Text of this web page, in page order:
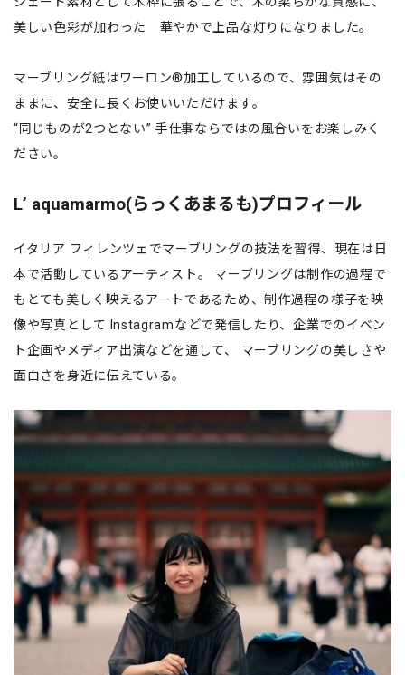
美しい色彩が加わった 華やかで上品な灯りになりました。
マーブリング紙はワーロン®加工しているので、雰囲気はその
ままに、安全に長くお使いいただけます。
“同じものが2つとない” 手仕事ならではの風合いをお楽しみく
ださい。
Lʼ aquamarmo(らっくあまるも)プロフィール
イタリア フィレンツェでマーブリングの技法を習得、現在は日
本で活動しているアーティスト。 マーブリングは制作の過程で
もとても美しく映えるアートであるため、制作過程の様子を映
像や写真として Instagramなどで発信したり、企業でのイベン
ト企画やメディア出演などを通して、 マーブリングの美しさや
面白さを身近に伝えている。